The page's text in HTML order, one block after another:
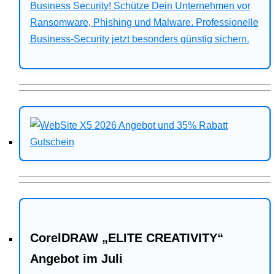
Business Security! Schütze Dein Unternehmen vor
Ransomware, Phishing und Malware. Professionelle
Business-Security jetzt besonders günstig sichern.
CorelDRAW „ELITE CREATIVITY“
Angebot im Juli